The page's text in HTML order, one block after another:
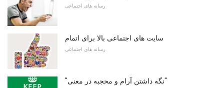
رسانه های اجتماعی
سایت های اجتماعی بالا برای اتمام
رسانه های اجتماعی
"نگه داشتن آرام و محجبه در معنی"